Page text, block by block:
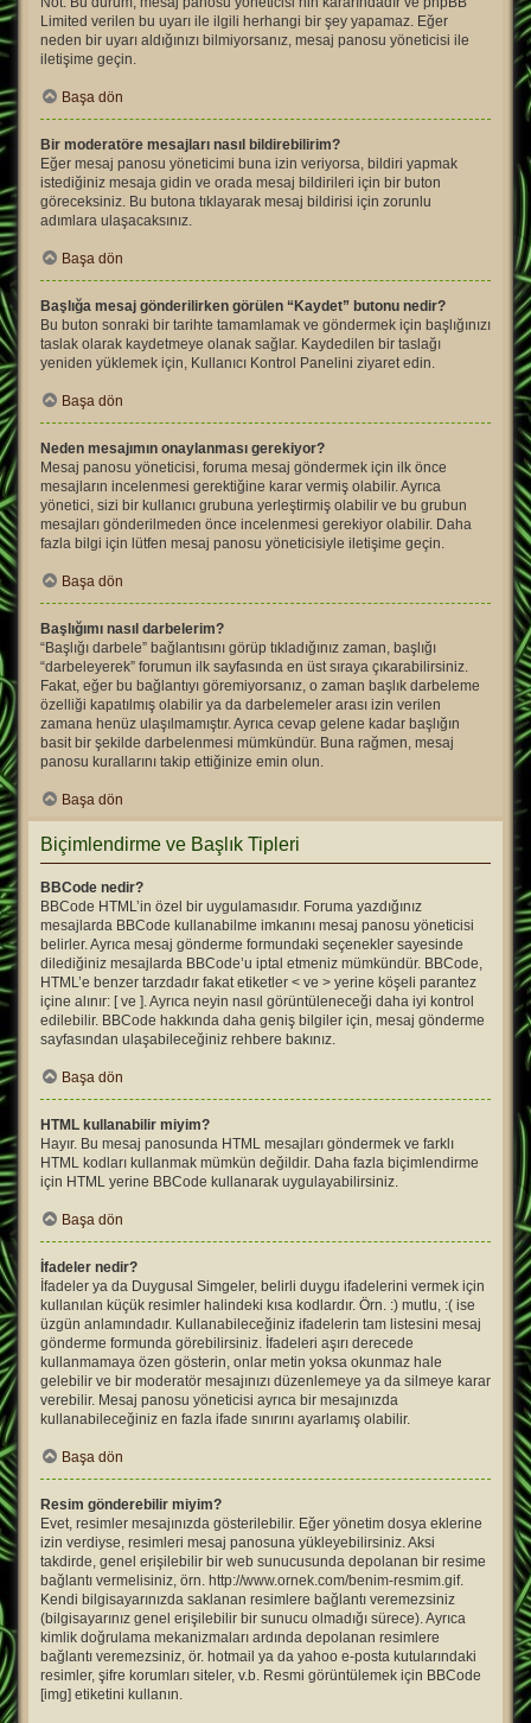
Limited verilen bu uyarı ile ilgili herhangi bir şey yapamaz. Eğer
neden bir uyarı aldığınızı bilmiyorsanız, mesaj panosu yöneticisi ile
iletişime geçin.
Başa dön
Bir moderatöre mesajları nasıl bildirebilirim?
Eğer mesaj panosu yöneticimi buna izin veriyorsa, bildiri yapmak
istediğiniz mesaja gidin ve orada mesaj bildirileri için bir buton
göreceksiniz. Bu butona tıklayarak mesaj bildirisi için zorunlu
adımlara ulaşacaksınız.
Başa dön
Başlığa mesaj gönderilirken görülen “Kaydet” butonu nedir?
Bu buton sonraki bir tarihte tamamlamak ve göndermek için başlığınızı
taslak olarak kaydetmeye olanak sağlar. Kaydedilen bir taslağı
yeniden yüklemek için, Kullanıcı Kontrol Panelini ziyaret edin.
Başa dön
Neden mesajımın onaylanması gerekiyor?
Mesaj panosu yöneticisi, foruma mesaj göndermek için ilk önce
mesajların incelenmesi gerektiğine karar vermiş olabilir. Ayrıca
yönetici, sizi bir kullanıcı grubuna yerleştirmiş olabilir ve bu grubun
mesajları gönderilmeden önce incelenmesi gerekiyor olabilir. Daha
fazla bilgi için lütfen mesaj panosu yöneticisiyle iletişime geçin.
Başa dön
Başlığımı nasıl darbelerim?
“Başlığı darbele” bağlantısını görüp tıkladığınız zaman, başlığı
“darbeleyerek” forumun ilk sayfasında en üst sıraya çıkarabilirsiniz.
Fakat, eğer bu bağlantıyı göremiyorsanız, o zaman başlık darbeleme
özelliği kapatılmış olabilir ya da darbelemeler arası izin verilen
zamana henüz ulaşılmamıştır. Ayrıca cevap gelene kadar başlığın
basit bir şekilde darbelenmesi mümkündür. Buna rağmen, mesaj
panosu kurallarını takip ettiğinize emin olun.
Başa dön
Biçimlendirme ve Başlık Tipleri
BBCode nedir?
BBCode HTML’in özel bir uygulamasıdır. Foruma yazdığınız
mesajlarda BBCode kullanabilme imkanını mesaj panosu yöneticisi
belirler. Ayrıca mesaj gönderme formundaki seçenekler sayesinde
dilediğiniz mesajlarda BBCode’u iptal etmeniz mümkündür. BBCode,
HTML’e benzer tarzdadır fakat etiketler < ve > yerine köşeli parantez
içine alınır: [ ve ]. Ayrıca neyin nasıl görüntüleneceği daha iyi kontrol
edilebilir. BBCode hakkında daha geniş bilgiler için, mesaj gönderme
sayfasından ulaşabileceğiniz rehbere bakınız.
Başa dön
HTML kullanabilir miyim?
Hayır. Bu mesaj panosunda HTML mesajları göndermek ve farklı
HTML kodları kullanmak mümkün değildir. Daha fazla biçimlendirme
için HTML yerine BBCode kullanarak uygulayabilirsiniz.
Başa dön
İfadeler nedir?
İfadeler ya da Duygusal Simgeler, belirli duygu ifadelerini vermek için
kullanılan küçük resimler halindeki kısa kodlardır. Örn. :) mutlu, :( ise
üzgün anlamındadır. Kullanabileceğiniz ifadelerin tam listesini mesaj
gönderme formunda görebilirsiniz. İfadeleri aşırı derecede
kullanmamaya özen gösterin, onlar metin yoksa okunmaz hale
gelebilir ve bir moderatör mesajınızı düzenlemeye ya da silmeye karar
verebilir. Mesaj panosu yöneticisi ayrıca bir mesajınızda
kullanabileceğiniz en fazla ifade sınırını ayarlamış olabilir.
Başa dön
Resim gönderebilir miyim?
Evet, resimler mesajınızda gösterilebilir. Eğer yönetim dosya eklerine
izin verdiyse, resimleri mesaj panosuna yükleyebilirsiniz. Aksi
takdirde, genel erişilebilir bir web sunucusunda depolanan bir resime
bağlantı vermelisiniz, örn. http://www.ornek.com/benim-resmim.gif.
Kendi bilgisayarınızda saklanan resimlere bağlantı veremezsiniz
(bilgisayarınız genel erişilebilir bir sunucu olmadığı sürece). Ayrıca
kimlik doğrulama mekanizmaları ardında depolanan resimlere
bağlantı veremezsiniz, ör. hotmail ya da yahoo e-posta kutularındaki
resimler, şifre korumları siteler, v.b. Resmi görüntülemek için BBCode
[img] etiketini kullanın.